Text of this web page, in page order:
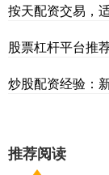
按天配资交易，
股票杠杆平台推
炒股配资经验：
推荐阅读